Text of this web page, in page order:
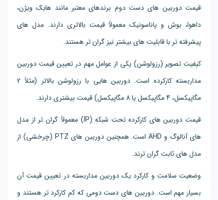
قیمت دوربین های دست دوم برندهای معتبر مانند هایک ویژن،
داهوا، بوش و پاناسونیک معمولاً قیمت بالاتری دارند. مدل های
پیشرفته تر با قابلیت های بیشتر نیز گران تر هستند.
کیفیت تصویر (رزولوشن) یکی از عوامل مهم در تعیین قیمت دوربین
مداربسته کارکرده است. دوربین هایی با رزولوشن بالاتر (مثلاً 2
مگاپیکسل، 4 مگاپیکسل یا 8 مگاپیکسل) قیمت بیشتری دارند.
قیمت دوربین های کارکرده تحت شبکه (IP) معمولاً گران تر از مدل
های آنالوگ و AHD است. همچنین دوربین های PTZ (چرخشی) از
مدل های ثابت گران ترند.
وضعیت سلامت و کارکرد یک دوربین مداربسته در تعیین قیمت آن
بسیار مهم است. دوربین های دست دومی که کم کارکرد تر هستند و